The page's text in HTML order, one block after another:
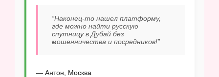
“Наконец-то нашел платформу,
где можно найти русскую
спутницу в Дубай без
мошенничества и посредников!”
— Антон, Москва